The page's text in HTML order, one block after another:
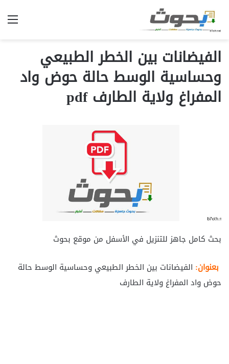
الفيضانات بين الخطر الطبيعي
وحساسية الوسط حالة حوض واد
المفراغ ولاية الطارف pdf
بحث كامل جاهز للتنزيل في الأسفل من موقع بحوث
بعنوان: الفيضانات بين الخطر الطبيعي وحساسية الوسط حالة
حوض واد المفراغ ولاية الطارف